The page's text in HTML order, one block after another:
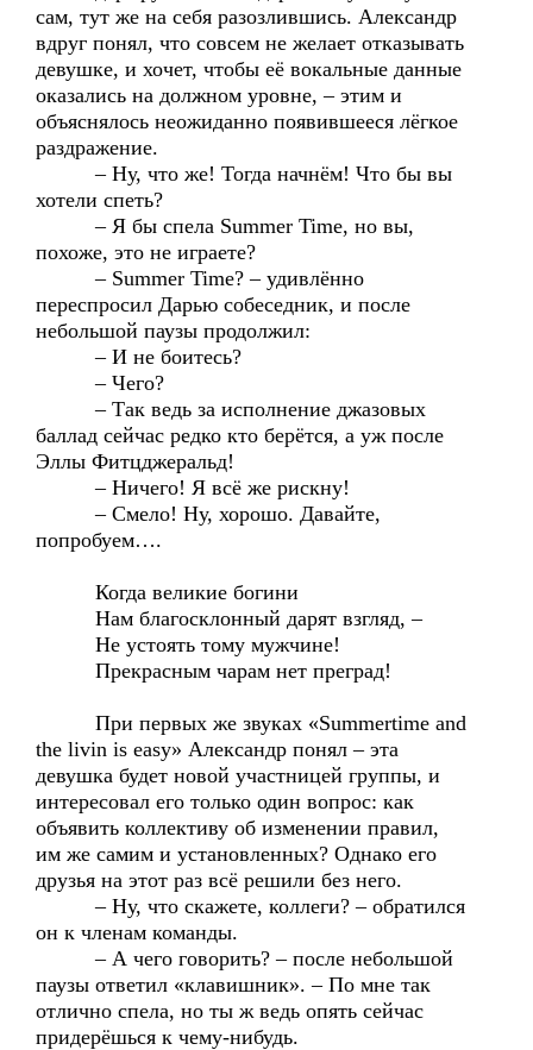
сам, тут же на себя разозлившись. Александр
вдруг понял, что совсем не желает отказывать
девушке, и хочет, чтобы её вокальные данные
оказались на должном уровне, – этим и
объяснялось неожиданно появившееся лёгкое
раздражение.
– Ну, что же! Тогда начнём! Что бы вы
хотели спеть?
– Я бы спела Summer Time, но вы,
похоже, это не играете?
– Summer Time? – удивлённо
переспросил Дарью собеседник, и после
небольшой паузы продолжил:
– И не боитесь?
– Чего?
– Так ведь за исполнение джазовых
баллад сейчас редко кто берётся, а уж после
Эллы Фитцджеральд!
– Ничего! Я всё же рискну!
– Смело! Ну, хорошо. Давайте,
попробуем….
Когда великие богини
Нам благосклонный дарят взгляд, –
Не устоять тому мужчине!
Прекрасным чарам нет преград!
При первых же звуках «Summertime and
the livin is easy» Александр понял – эта
девушка будет новой участницей группы, и
интересовал его только один вопрос: как
объявить коллективу об изменении правил,
им же самим и установленных? Однако его
друзья на этот раз всё решили без него.
– Ну, что скажете, коллеги? – обратился
он к членам команды.
– А чего говорить? – после небольшой
паузы ответил «клавишник». – По мне так
отлично спела, но ты ж ведь опять сейчас
придерёшься к чему-нибудь.